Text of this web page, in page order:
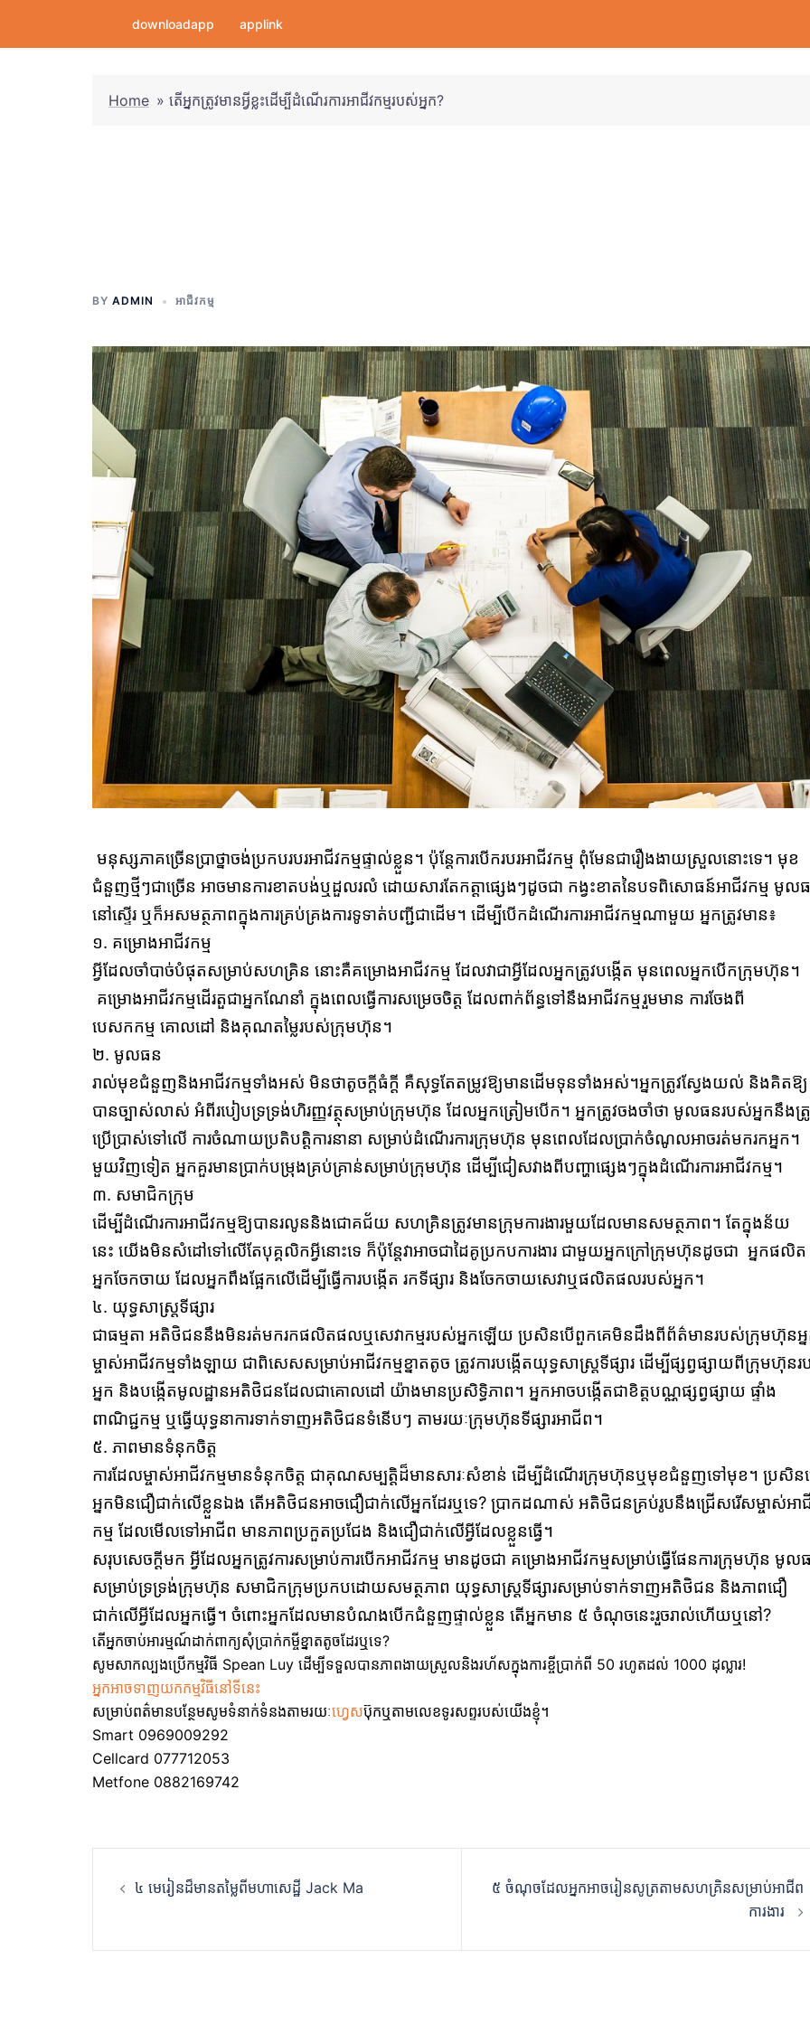
downloadapp applink
Home » តើអ្នកត្រូវមានអ្វីខ្លះដើម្បីដំណើរការអាជីវកម្មរបស់អ្នក?
BY ADMIN អាជីវកម្ម
មនុស្សភាគច្រើនប្រាថ្នាចង់ប្រកបរបរអាជីវកម្មផ្ទាល់ខ្លួន។ ប៉ុន្តែការបើករបរអាជីវកម្ម ពុំមែនជារឿងងាយស្រួលនោះទេ។ មុខ
ជំនួញថ្មីៗជាច្រើន អាចមានការខាតបង់ឬដួលរលំ ដោយសារតែកត្តាផ្សេងៗដូចជា កង្វះខាតនៃបទពិសោធន៍អាជីវកម្ម មូល
នៅស្ទើរ ឬក៏អសមត្ថភាពក្នុងការគ្រប់គ្រងការទូទាត់បញ្ជីជាដើម។ ដើម្បីបើកដំណើរការអាជីវកម្មណាមួយ អ្នកត្រូវមាន៖
១.​ គម្រោងអាជីវកម្ម
អ្វីដែលចាំបាច់បំផុតសម្រាប់សហគ្រិន នោះគឺគម្រោងអាជីវកម្ម ដែលវាជាអ្វីដែលអ្នកត្រូវបង្កើត មុនពេលអ្នកបើកក្រុមហ៊ុន។
គម្រោងអាជីវកម្មដើរតួជាអ្នកណែនាំ ក្នុងពេលធ្វើការសម្រេចចិត្ត ដែលពាក់ព័ន្ធទៅនឹងអាជីវកម្មរួមមាន ការចែងពី
បេសកកម្ម គោលដៅ និងគុណតម្លៃរបស់ក្រុមហ៊ុន។
២. មូលធន
រាល់មុខជំនួញនិងអាជីវកម្មទាំងអស់ មិនថាតូចក្ដីធំក្ដី គឺសុទ្ធតែតម្រូវឱ្យមានដើមទុនទាំងអស់។អ្នកត្រូវស្វែងយល់ និងគិតឱ្យ
បានច្បាស់លាស់ អំពីរបៀបទ្រទ្រង់ហិរញ្ញវត្ថុសម្រាប់ក្រុមហ៊ុន ដែលអ្នកត្រៀមបើក។ អ្នកត្រូវចងចាំថា មូលធនរបស់អ្នកនឹងត្
ប្រើប្រាស់ទៅលើ ការចំណាយប្រតិបត្តិការនានា សម្រាប់ដំណើរការក្រុមហ៊ុន មុនពេលដែលប្រាក់ចំណូលអាចរត់មករកអ្នក។
មួយវិញទៀត អ្នកគួរមានប្រាក់បម្រុងគ្រប់គ្រាន់សម្រាប់ក្រុមហ៊ុន ដើម្បីជៀសវាងពីបញ្ហាផ្សេងៗក្នុងដំណើរការអាជីវកម្ម។
៣. សមាជិកក្រុម
ដើម្បីដំណើរការអាជីវកម្មឱ្យបានរលូននិងជោគជ័យ សហគ្រិនត្រូវមានក្រុមការងារមួយដែលមានសមត្ថភាព។ តែក្នុងន័យ
នេះ យើងមិនសំដៅទៅលើតែបុគ្គលិកអ្វីនោះទេ ក៏ប៉ុន្តែវាអាចជាដៃគូប្រកបការងារ ជាមួយអ្នកក្រៅក្រុមហ៊ុនដូចជា អ្នកផលិ
អ្នកចែកចាយ ដែលអ្នកពឹងផ្អែកលើដើម្បីធ្វើការបង្កើត រកទីផ្សារ និងចែកចាយសេវាឬផលិតផលរបស់អ្នក។
៤. យុទ្ធសាស្ត្រទីផ្សារ
ជាធម្មតា អតិថិជននឹងមិនរត់មករកផលិតផលឬសេវាកម្មរបស់អ្នកឡើយ ប្រសិនបើពួកគេមិនដឹងពីព័ត៌មានរបស់ក្រុមហ៊ុនអ្
ម្ចាស់អាជីវកម្មទាំងឡាយ ជាពិសេសសម្រាប់អាជីវកម្មខ្នាតតូច ត្រូវការបង្កើតយុទ្ធសាស្ត្រទីផ្សារ ដើម្បីផ្សព្វផ្សាយពីក្រុមហ៊ុន
អ្នក និងបង្កើតមូលដ្ឋានអតិថិជនដែលជាគោលដៅ យ៉ាងមានប្រសិទ្ធិភាព។ អ្នកអាចបង្កើតជាខិត្តបណ្ណផ្សព្វផ្សាយ ផ្ទាំង
ពាណិជ្ជកម្ម ឬធ្វើយុទ្ធនាការទាក់ទាញអតិថិជនទំនើបៗ តាមរយៈក្រុមហ៊ុនទីផ្សារអាជីព។
៥. ភាពមានទំនុកចិត្ត
ការដែលម្ចាស់អាជីវកម្មមានទំនុកចិត្ត ជាគុណសម្បតិ្តដ៏មានសារៈសំខាន់ ដើម្បីដំណើរក្រុមហ៊ុនឬមុខជំនួញទៅមុខ។ ប្រសិន
អ្នកមិនជឿជាក់លើខ្លួនឯង តើអតិថិជនអាចជឿជាក់លើអ្នកដែរឬទេ? ប្រាកដណាស់ អតិថិជនគ្រប់រូបនឹងជ្រើសរើសម្ចាស់អា
កម្ម ដែលមើលទៅអាជីព មានភាពប្រកួតប្រជែង និងជឿជាក់លើអ្វីដែលខ្លួនធ្វើ។
សរុបសេចក្ដីមក អ្វីដែលអ្នកត្រូវការសម្រាប់ការបើកអាជីវកម្ម មានដូចជា គម្រោងអាជីវកម្មសម្រាប់ធ្វើផែនការក្រុមហ៊ុន មូល
សម្រាប់ទ្រទ្រង់ក្រុមហ៊ុន សមាជិកក្រុមប្រកបដោយសមត្ថភាព យុទ្ធសាស្ត្រទីផ្សារសម្រាប់ទាក់ទាញអតិថិជន និងភាពជឿ
ជាក់លើអ្វីដែលអ្នកធ្វើ។ ចំពោះអ្នកដែលមានបំណងបើកជំនួញផ្ទាល់ខ្លួន តើអ្នកមាន ៥ ចំណុចនេះរួចរាល់ហើយឬនៅ?
តើអ្នកចាប់អារម្មណ៍ដាក់ពាក្យសុំប្រាក់កម្ចីខ្នាតតូចដែរឬទេ?
សូមសាកល្បងប្រើកម្មវិធី Spean Luy ដើម្បីទទួលបានភាពងាយស្រួលនិងរហ័សក្នុងការខ្ចីប្រាក់ពី 50 រហូតដល់ 1000 ដុល្លារ!
អ្នកអាចទាញយកកម្មវិធីនៅទីនេះ
សម្រាប់ពត៌មានបន្ថែមសូមទំនាក់ទំនងតាមរយៈហ្វេសប៊ុកឬតាមលេខទូរសព្ទរបស់យើងខ្ញុំ។
Smart 0969009292
Cellcard 077712053
Metfone 0882169742
Post
៤​ មេរៀនដ៏មានតម្លៃពីមហាសេដ្ឋី Jack Ma
៥ ចំណុចដែលអ្នកអាចរៀនសូត្រតាមសហគ្រិនសម្រាប់អាជីព
ការងារ